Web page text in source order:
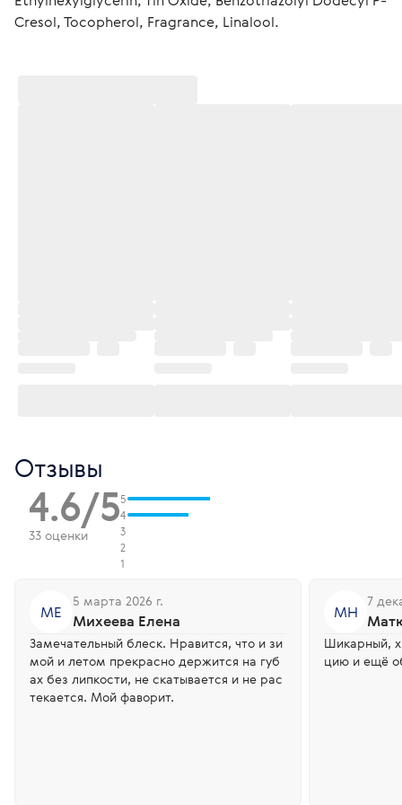
Cresol, Tocopherol, Fragrance, Linalool.
Отзывы
4.6/5
33 оценки
5
4
3
2
1
МЕ
5 марта 2026 г.
Михеева Елена
Замечательный блеск. Нравится, что и зи
мой и летом прекрасно держится на губ
ах без липкости, не скатывается и не рас
текается. Мой фаворит.
МН
7
Шикарный,
цию и ещё